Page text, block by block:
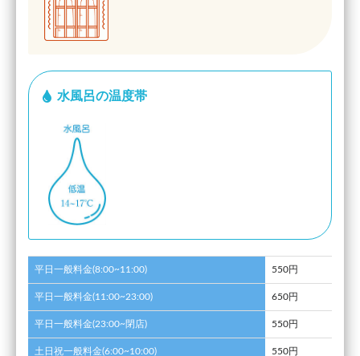
水風呂の温度帯
平日一般料金(8:00~11:00) 550円
平日一般料金(11:00~23:00) 650円
平日一般料金(23:00~閉店) 550円
土日祝一般料金(6:00~10:00) 550円